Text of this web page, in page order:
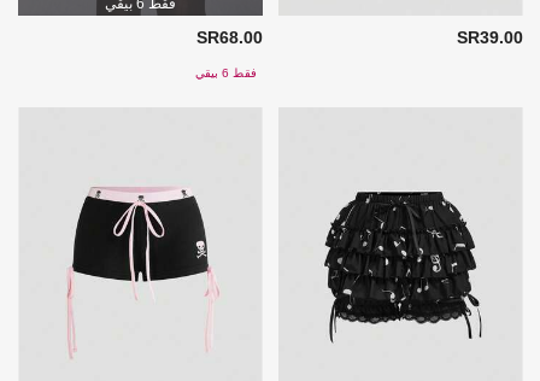
SR39.00
SR68.00
فقط 6 بيقي